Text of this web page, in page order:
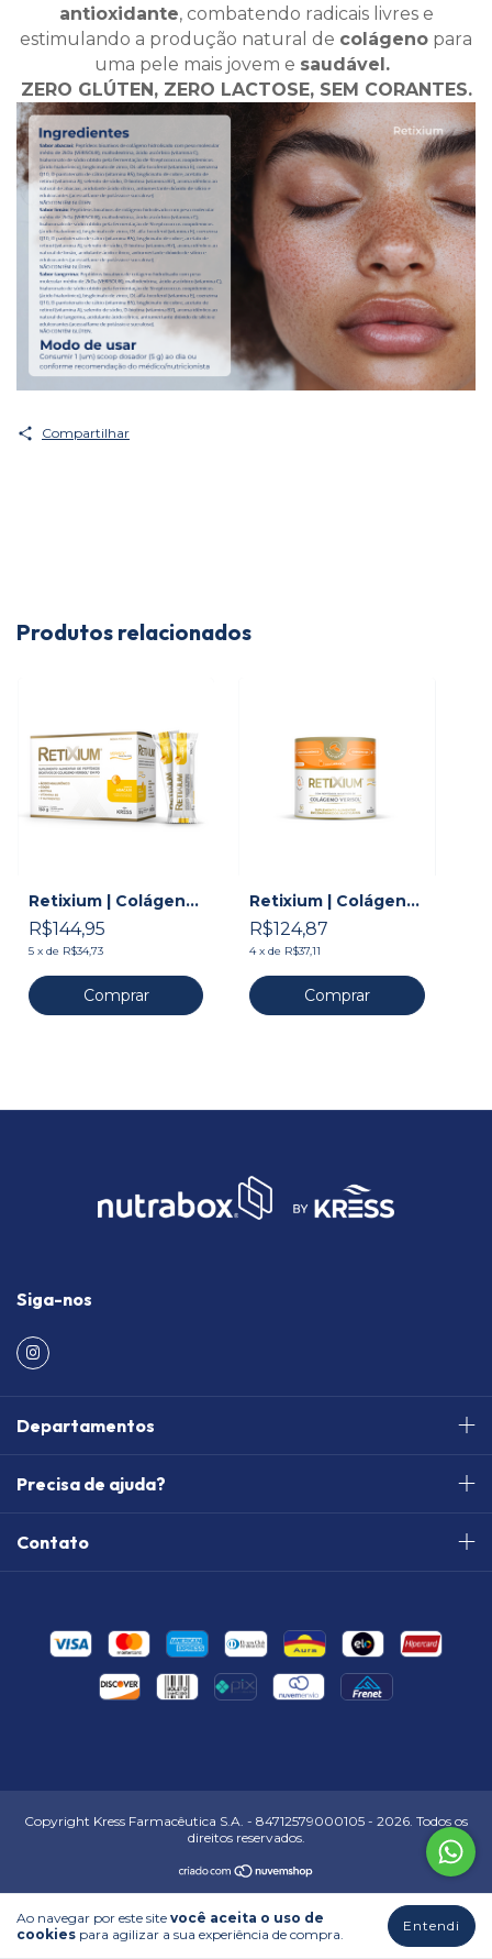
Ao navegar por este site você aceita o uso de
cookies para agilizar a sua experiência de compra.
Entendi
antioxidante, combatendo radicais livres e
estimulando a produção natural de colágeno para
uma pele mais jovem e saudável.
ZERO GLÚTEN, ZERO LACTOSE, SEM CORANTES.
Compartilhar
Produtos relacionados
Retixium | Colágeno
Verisol + Ácido
Hialurônico +
Associações
R$144,95
5 x de R$34,73
Comprar
Retixium | Colágeno
Verisol + Ácido
Hialurônico +
Associações
R$124,87
4 xde R$37,11
Comprar
Siga-nos
Departamentos
Precisa de ajuda?
Contato
Copyright Kress Farmacêutica S.A. - 84712579000105 - 2026. Todos os
direitos reservados.